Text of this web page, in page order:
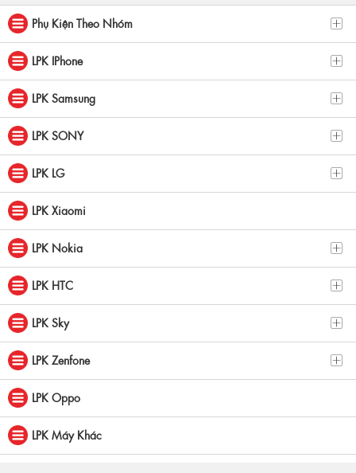
Phụ Kiện Theo Nhóm
LPK IPhone
LPK Samsung
LPK SONY
LPK LG
LPK Xiaomi
LPK Nokia
LPK HTC
LPK Sky
LPK Zenfone
LPK Oppo
LPK Máy Khác